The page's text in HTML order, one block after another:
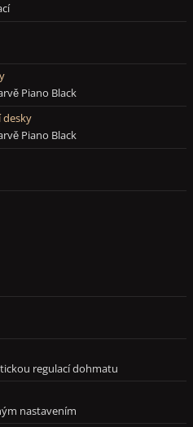
Piano Black
desky
Piano Black
regulací dohmatu
nastavením